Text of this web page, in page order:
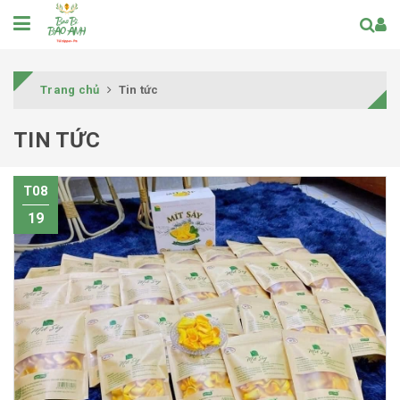
Trang chủ Tin tức
TIN TỨC
T08
19